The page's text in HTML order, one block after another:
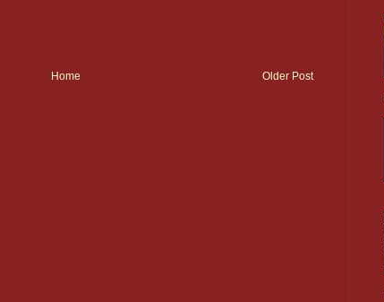
Older Post
Home